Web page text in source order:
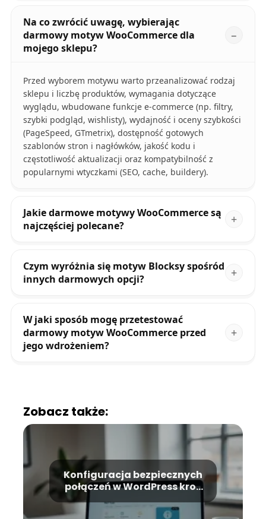
Na co zwrócić uwagę, wybierając
darmowy motyw WooCommerce dla
mojego sklepu?
Przed wyborem motywu warto przeanalizować rodzaj
sklepu i liczbę produktów, wymagania dotyczące
wyglądu, wbudowane funkcje e-commerce (np. filtry,
szybki podgląd, wishlisty), wydajność i oceny szybkości
(PageSpeed, GTmetrix), dostępność gotowych
szablonów stron i nagłówków, jakość kodu i
częstotliwość aktualizacji oraz kompatybilność z
popularnymi wtyczkami (SEO, cache, buildery).
Jakie darmowe motywy WooCommerce są
najczęściej polecane?
Czym wyróżnia się motyw Blocksy spośród
innych darmowych opcji?
W jaki sposób mogę przetestować
darmowy motyw WooCommerce przed
jego wdrożeniem?
Zobacz także:
Konfiguracja bezpiecznych
połączeń w WordPress krok